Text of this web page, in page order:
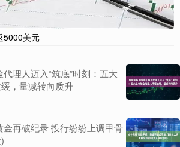
5000美元
理人迈入“筑底”时刻：五大
，量减转向质升
再破纪录 投行纷纷上调甲骨